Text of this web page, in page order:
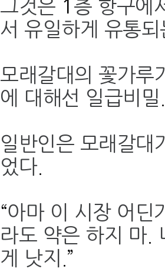
그것은 1 층 항구에
서 유일하게 유통
모래갈대의 꽃가루
에 대해선 일급비밀
일반인은 모래갈대
었다.
“아마 이 시장 어딘
라도 약은 하지 마.
게 낫지
.”